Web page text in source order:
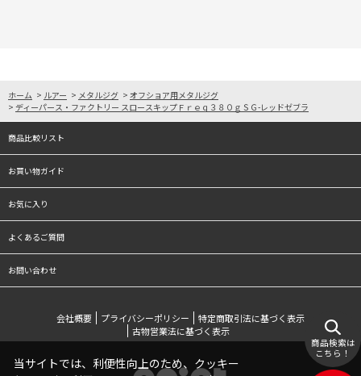
ホーム > ルアー > メタルジグ > オフショア用メタルジグ
> ディーパース・ファクトリー スロースキップＦｒｅｑ３８０ｇＳＧ-レッドゼブラ
商品比較リスト
お買い物ガイド
お気に入り
よくあるご質問
お問い合わせ
会社概要 プライバシーポリシー
特定商取引法に基づく表示
古物営業法に基づく表示
商品検索は
こちら！
当サイトでは、利便性向上のため、クッキー